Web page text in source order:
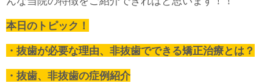
本日のトピック！
・抜歯が必要な理由、非抜歯でできる矯正治療とは？
・抜歯、非抜歯の症例紹介